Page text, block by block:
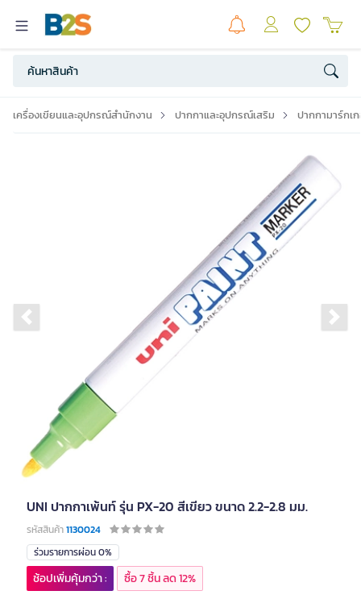
เครื่องเขียนและอุปกรณ์สำนักงาน ปากกาและอุปกรณ์เสริม ปากกามาร์กเ
Previous slide
UNI ปากกาเพ้นท์ รุ่น PX-20 สีเขียว ขนาด 2.2-2.8 มม.
รหัสสินค้า1130024
ร่วมรายการผ่อน 0%
ช้อปเพิ่มคุ้มกว่า : ซื้อ 7 ชิ้น ลด 12%